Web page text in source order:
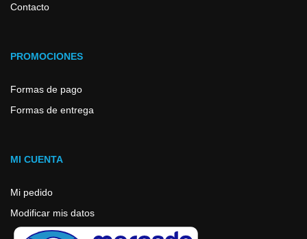
Contacto
PROMOCIONES
Formas de pago
Formas de entrega
MI CUENTA
Mi pedido
Modificar mis datos